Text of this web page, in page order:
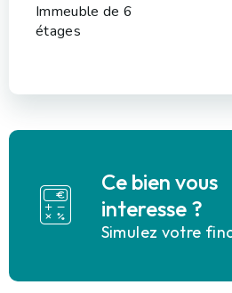
Immeuble de 6
étages
Ce bien vous
interesse ?
Simulez votre